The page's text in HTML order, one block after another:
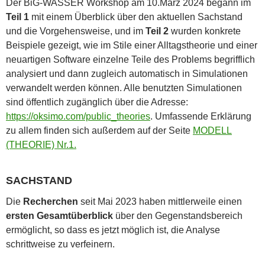
Der BiG-WASSER Workshop am 10.März 2024 begann im
Teil 1 mit einem Überblick über den aktuellen Sachstand
und die Vorgehensweise, und im Teil 2 wurden konkrete
Beispiele gezeigt, wie im Stile einer Alltagstheorie und einer
neuartigen Software einzelne Teile des Problems begrifflich
analysiert und dann zugleich automatisch in Simulationen
verwandelt werden können. Alle benutzten Simulationen
sind öffentlich zugänglich über die Adresse:
https://oksimo.com/public_theories. Umfassende Erklärung
zu allem finden sich außerdem auf der Seite MODELL
(THEORIE) Nr.1.
SACHSTAND
Die Recherchen seit Mai 2023 haben mittlerweile einen
ersten Gesamtüberblick über den Gegenstandsbereich
ermöglicht, so dass es jetzt möglich ist, die Analyse
schrittweise zu verfeinern.